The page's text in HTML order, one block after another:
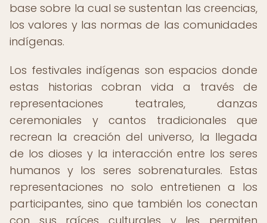
base sobre la cual se sustentan las creencias,
los valores y las normas de las comunidades
indígenas.
Los festivales indígenas son espacios donde
estas historias cobran vida a través de
representaciones teatrales, danzas
ceremoniales y cantos tradicionales que
recrean la creación del universo, la llegada
de los dioses y la interacción entre los seres
humanos y los seres sobrenaturales. Estas
representaciones no solo entretienen a los
participantes, sino que también los conectan